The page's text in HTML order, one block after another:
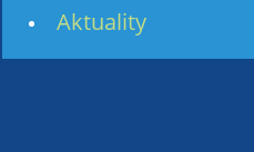
Aktuality